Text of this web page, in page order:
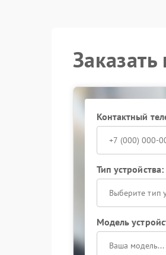
Контактный
Тип устройства:
Выберите тип
Модель